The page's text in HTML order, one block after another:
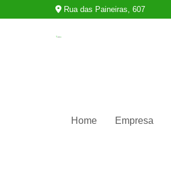
Rua das Paineiras, 607
Home Empresa